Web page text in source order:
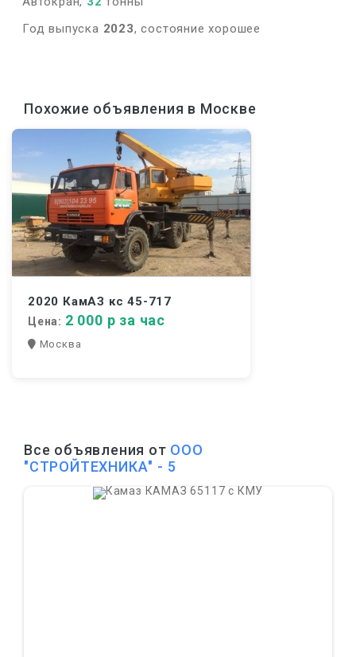
Год выпуска 2023, состояние хорошее
Похожие объявления в Москве
2020 КамАЗ кс 45-717
Цена: 2 000 р за час
Москва
Все объявления от ООО
"СТРОЙТЕХНИКА" - 5